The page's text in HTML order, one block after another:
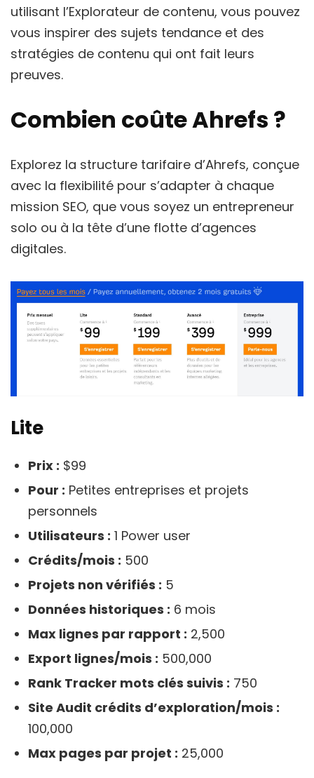
utilisant l’Explorateur de contenu, vous pouvez
vous inspirer des sujets tendance et des
stratégies de contenu qui ont fait leurs
preuves.
Combien coûte Ahrefs ?
Explorez la structure tarifaire d’Ahrefs, conçue
avec la flexibilité pour s’adapter à chaque
mission SEO, que vous soyez un entrepreneur
solo ou à la tête d’une flotte d’agences
digitales.
Lite
Prix : $99
Pour : Petites entreprises et projets
personnels
Utilisateurs : 1 Power user
Crédits/mois : 500
Projets non vérifiés : 5
Données historiques : 6 mois
Max lignes par rapport : 2,500
Export lignes/mois : 500,000
Rank Tracker mots clés suivis : 750
Site Audit crédits d’exploration/mois :
100,000
Max pages par projet : 25,000